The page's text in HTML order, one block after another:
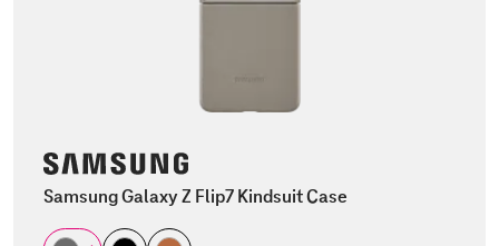
Samsung Galaxy Z Flip7 Kindsuit Case